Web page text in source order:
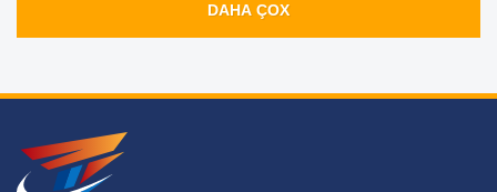
DAHA ÇOX